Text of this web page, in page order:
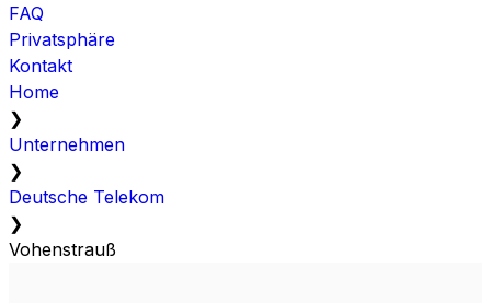
FAQ
Privatsphäre
Kontakt
Home
❯
Unternehmen
❯
Deutsche Telekom
❯
Vohenstrauß